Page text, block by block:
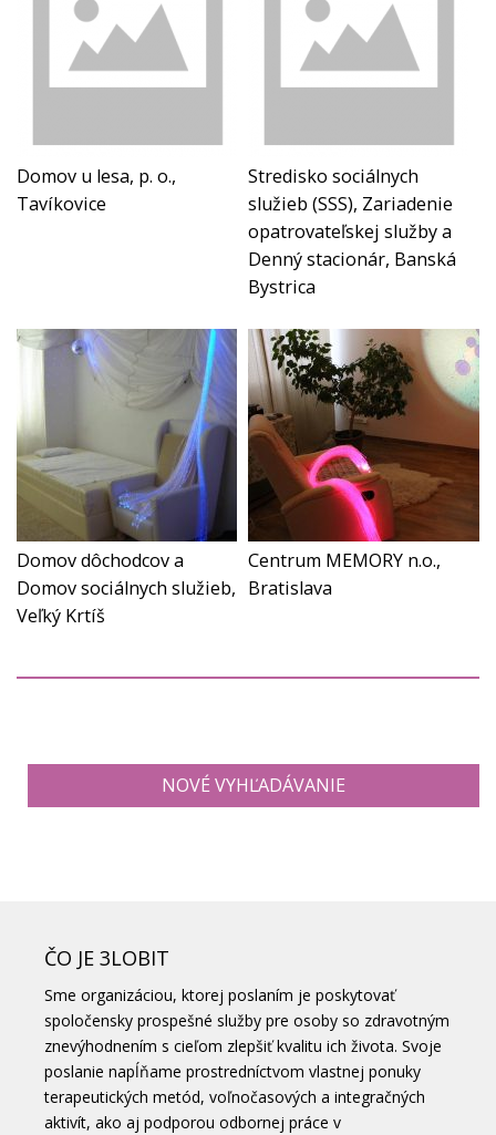
Domov u lesa, p. o.,
Tavíkovice
Stredisko sociálnych
služieb (SSS), Zariadenie
opatrovateľskej služby a
Denný stacionár, Banská
Bystrica
Domov dôchodcov a
Domov sociálnych služieb,
Veľký Krtíš
Centrum MEMORY n.o.,
Bratislava
NOVÉ VYHĽADÁVANIE
ČO JE 3LOBIT
Sme organizáciou, ktorej poslaním je poskytovať
spoločensky prospešné služby pre osoby so zdravotným
znevýhodnením s cieľom zlepšiť kvalitu ich života. Svoje
poslanie napĺňame prostredníctvom vlastnej ponuky
terapeutických metód, voľnočasových a integračných
aktivít, ako aj podporou odbornej práce v